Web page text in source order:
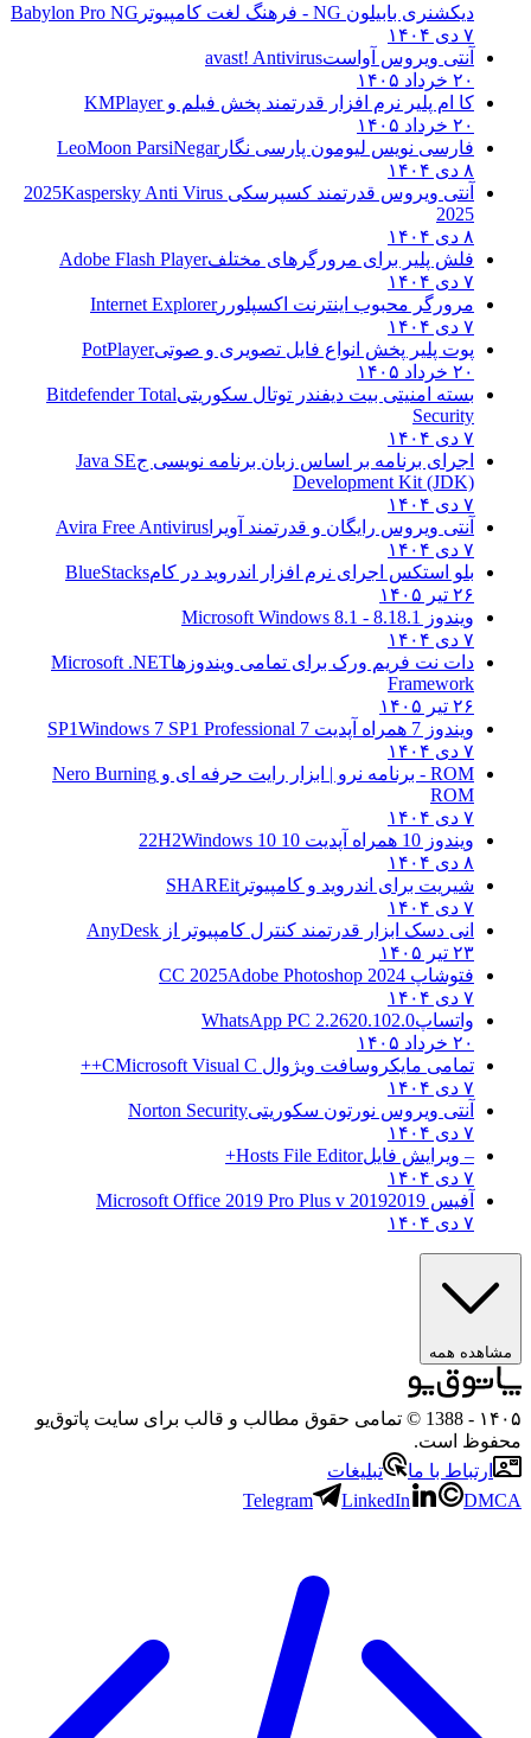
دیکشنری بابیلون NG - فرهنگ لغت کامپیوتر
Babylon Pro NG
۷ دی ۱۴۰۴
آنتی ویروس آواستavast! Antivirus
۲۰ خرداد ۱۴۰۵
کا ام پلیر نرم افزار قدرتمند پخش فیلم وKMPlayer
۲۰ خرداد ۱۴۰۵
فارسی نویس لیومون پارسی نگارLeoMoon ParsiNegar
۸ دی ۱۴۰۴
آنتی ویروس قدرتمند کسپرسکی 2025 Kaspersky Anti Virus
2025
۸ دی ۱۴۰۴
فلش پلیر برای مرورگرهای مختلفAdobe Flash Player
۷ دی ۱۴۰۴
مرورگر محبوب اینترنت اکسپلوررInternet Explorer
۷ دی ۱۴۰۴
پوت پلیر پخش انواع فایل تصویری و صوتیPotPlayer
۲۰ خرداد ۱۴۰۵
بسته امنیتی بیت دیفندر توتال سکوریتیBitdefender Total
Security
۷ دی ۱۴۰۴
اجرای برنامه بر اساس زبان برنامه نویسی جJava SE
Development Kit (JDK)
۷ دی ۱۴۰۴
آنتی ویروس رایگان و قدرتمند آویرا Avira Free Antivirus
۷ دی ۱۴۰۴
بلو استکس اجرای نرم افزار اندروید در کامBlueStacks
۲۶ تیر ۱۴۰۵
ویندوز 8.1
8.1 - Microsoft Windows 8.1
۷ دی ۱۴۰۴
دات نت فریم ورک برای تمامی ویندوزهاMicrosoft .NET
Framework
۲۶ تیر ۱۴۰۵
ویندوز 7 همراه آپدیت 7 SP1
Windows 7 SP1 Professional
۷ دی ۱۴۰۴
ROM - برنامه نرو | ابزار رایت حرفه ای و
Nero Burning
ROM
۷ دی ۱۴۰۴
ویندوز 10 همراه آپدیت 10 22H2
Windows 10
۸ دی ۱۴۰۴
شیریت برای اندروید و کامپیوتر SHAREit
۷ دی ۱۴۰۴
انی دسک ابزار قدرتمند کنترل کامپیوتر از AnyDesk
۲۳ تیر ۱۴۰۵
فتوشاپ CC 2025 Adobe Photoshop 2024
۷ دی ۱۴۰۴
واتساپWhatsApp PC 2.2620.102.0
۲۰ خرداد ۱۴۰۵
تمامی مایکروسافت ویژوال C Microsoft Visual C++
۷ دی ۱۴۰۴
آنتی ویروس نورتون سکوریتیNorton Security
۷ دی ۱۴۰۴
– ویرایش فایلHosts File Editor+
۷ دی ۱۴۰۴
آفیس 2019 2019 Microsoft Office 2019 Pro Plus v
۷ دی ۱۴۰۴
مشاهده همه
۱۴۰۵
- 1388 © تمامی حقوق مطالب و قالب برای سایت پاتوق‌یو
محفوظ است.
ارتباط با ما
تبلیغات
Telegram
LinkedIn DMCA